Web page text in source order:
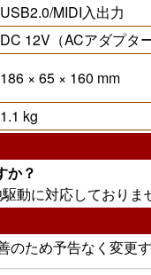
USB2.0/MIDI入出力
DC 12V（ACアダプタ
186 × 65 × 160 mm
1.1 kg
か？
動に対応しておりま
のため予告なく変更